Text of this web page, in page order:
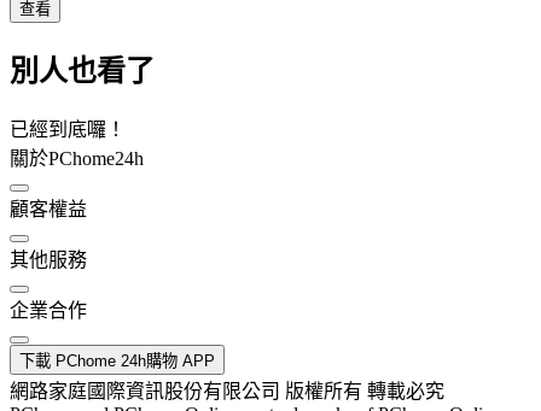
查看
別人也看了
已經到底囉！
關於PChome24h
顧客權益
其他服務
企業合作
下載 PChome 24h購物 APP
網路家庭國際資訊股份有限公司 版權所有 轉載必究